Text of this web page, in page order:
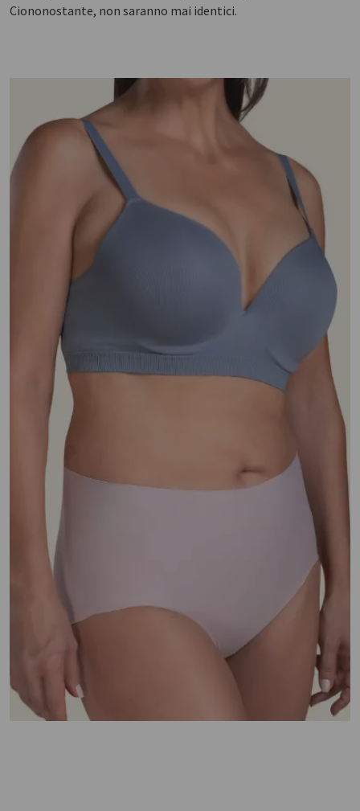
Ciononostante, non saranno mai identici.